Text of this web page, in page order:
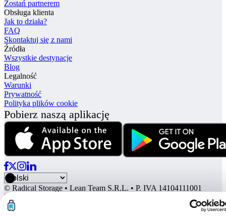
Zostań partnerem
Obsługa klienta
Jak to działa?
FAQ
Skontaktuj się z nami
Źródła
Wszystkie destynacje
Blog
Legalność
Warunki
Prywatność
Polityka plików cookie
Pobierz naszą aplikację
© Radical Storage • Lean Team S.R.L. • P. IVA 14104111001
Radical jest również finansowany przez fundusz inwestycyjny
„Vertis Venture 4 Scaleup Lazio” zarządzany przez Vertis SGR